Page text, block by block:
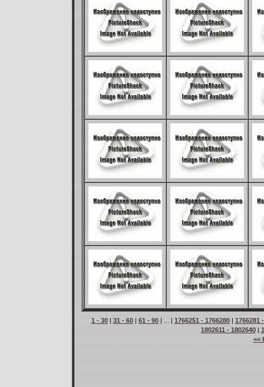
1 - 30 | 31 - 60 | 61 - 90 | ... | 1766251 - 1766280 | 1766281
1802611 - 1802640|
<<